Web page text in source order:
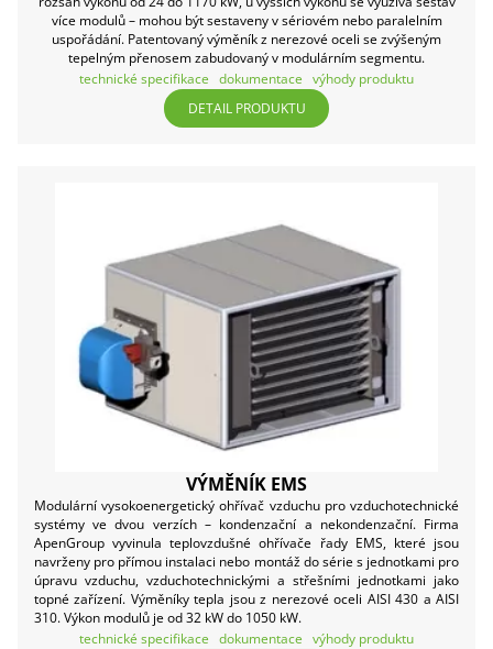
více modulů – mohou být sestaveny v sériovém nebo paralelním
uspořádání. Patentovaný výměník z nerezové oceli se zvýšeným
tepelným přenosem zabudovaný v modulárním segmentu.
technické specifikace dokumentace výhody produktu
DETAIL PRODUKTU
VÝMĚNÍK EMS
Modulární vysokoenergetický ohřívač vzduchu pro vzduchotechnické
systémy ve dvou verzích – kondenzační a nekondenzační. Firma
ApenGroup vyvinula teplovzdušné ohřívače řady EMS, které jsou
navrženy pro přímou instalaci nebo montáž do série s jednotkami pro
úpravu vzduchu, vzduchotechnickými a střešními jednotkami jako
topné zařízení. Výměníky tepla jsou z nerezové oceli AISI 430 a AISI
310. Výkon modulů je od 32 kW do 1050 kW.
technické specifikace dokumentace výhody produktu